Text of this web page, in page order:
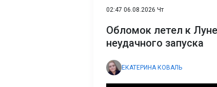
02:47 06.08.2026 Чт
Обломок летел к
неудачного запуска
ЕКАТЕРИНА КОВАЛЬ